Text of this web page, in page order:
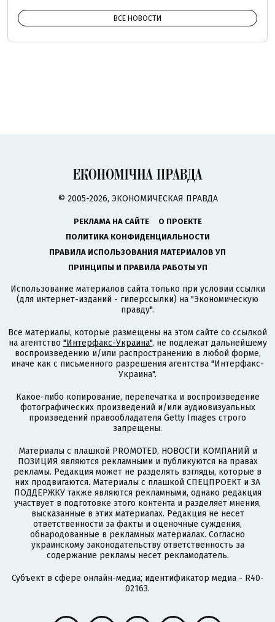
ВСЕ НОВОСТИ
© 2005-2026, ЭКОНОМИЧЕСКАЯ ПРАВДА
РЕКЛАМА НА САЙТЕ
О ПРОЕКТЕ
ПОЛИТИКА КОНФИДЕНЦИАЛЬНОСТИ
ПРАВИЛА ИСПОЛЬЗОВАНИЯ МАТЕРИАЛОВ УП
ПРИНЦИПЫ И ПРАВИЛА РАБОТЫ УП
Использование материалов сайта только при условии ссылки
(для интернет-изданий - гиперссылки) на "Экономическую
правду".
Все материалы, которые размещены на этом сайте со ссылкой
на агентство "Интерфакс-Украина", не подлежат дальнейшему
воспроизведению и/или распространению в любой форме,
иначе как с письменного разрешения агентства "Интерфакс-
Украина".
Какое-либо копирование, перепечатка и воспроизведение
фотографических произведений и/или аудиовизуальных
произведений правообладателя Getty Images строго
запрещены.
Материалы с плашкой PROMOTED, НОВОСТИ КОМПАНИЙ и
ПОЗИЦИЯ являются рекламными и публикуются на правах
рекламы. Редакция может не разделять взгляды, которые в
них продвигаются. Материалы с плашкой СПЕЦПРОЕКТ и ЗА
ПОДДЕРЖКУ также являются рекламными, однако редакция
участвует в подготовке этого контента и разделяет мнения,
высказанные в этих материалах. Редакция не несет
ответственности за факты и оценочные суждения,
обнародованные в рекламных материалах. Согласно
украинскому законодательству ответственность за
содержание рекламы несет рекламодатель.
Субъект в сфере онлайн-медиа; идентификатор медиа - R40-
02163.